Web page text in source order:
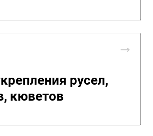
русел,
кюветов